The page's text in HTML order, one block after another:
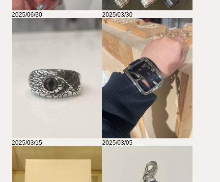
2025/06/30 2025/03/30
2025/03/15 2025/03/05